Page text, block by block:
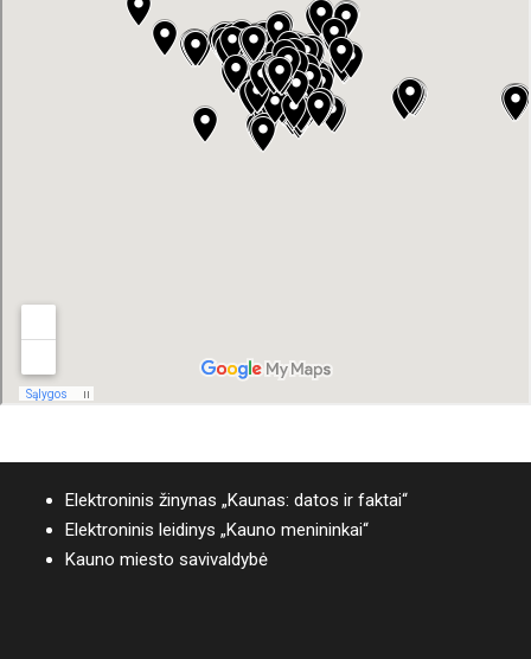
Elektroninis žinynas „Kaunas: datos ir faktai“
Elektroninis leidinys „Kauno menininkai“
Kauno miesto savivaldybė